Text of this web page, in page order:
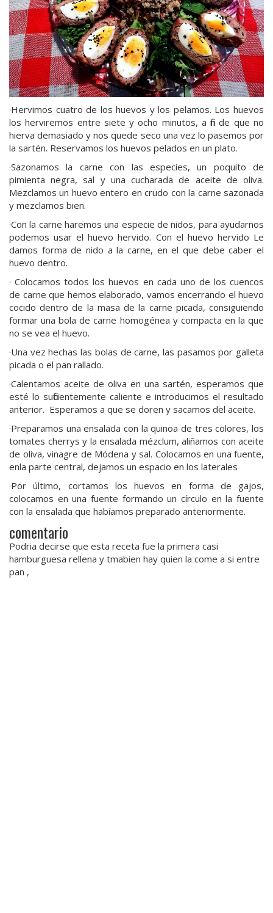
·Hervimos cuatro de los huevos y los pelamos. Los huevos
los herviremos entre siete y ocho minutos, a fin de que no
hierva demasiado y nos quede seco una vez lo pasemos por
la sartén. Reservamos los huevos pelados en un plato.
·Sazonamos la carne con las especies, un poquito de
pimienta negra, sal y una cucharada de aceite de oliva.
Mezclamos un huevo entero en crudo con la carne sazonada
y mezclamos bien.
·Con la carne haremos una especie de nidos, para ayudarnos
podemos usar el huevo hervido. Con el huevo hervido Le
damos forma de nido a la carne, en el que debe caber el
huevo dentro.
· Colocamos todos los huevos en cada uno de los cuencos
de carne que hemos elaborado, vamos encerrando el huevo
cocido dentro de la masa de la carne picada, consiguiendo
formar una bola de carne homogénea y compacta en la que
no se vea el huevo.
·Una vez hechas las bolas de carne, las pasamos por galleta
picada o el pan rallado.
·Calentamos aceite de oliva en una sartén, esperamos que
esté lo suficientemente caliente e introducimos el resultado
anterior. Esperamos a que se doren y sacamos del aceite.
·Preparamos una ensalada con la quinoa de tres colores, los
tomates cherrys y la ensalada mézclum, aliñamos con aceite
de oliva, vinagre de Módena y sal. Colocamos en una fuente,
enla parte central, dejamos un espacio en los laterales
·Por último, cortamos los huevos en forma de gajos,
colocamos en una fuente formando un círculo en la fuente
con la ensalada que habíamos preparado anteriormente.
comentario
Podria decirse que esta receta fue la primera casi
hamburguesa rellena y tmabien hay quien la come a si entre
pan ,